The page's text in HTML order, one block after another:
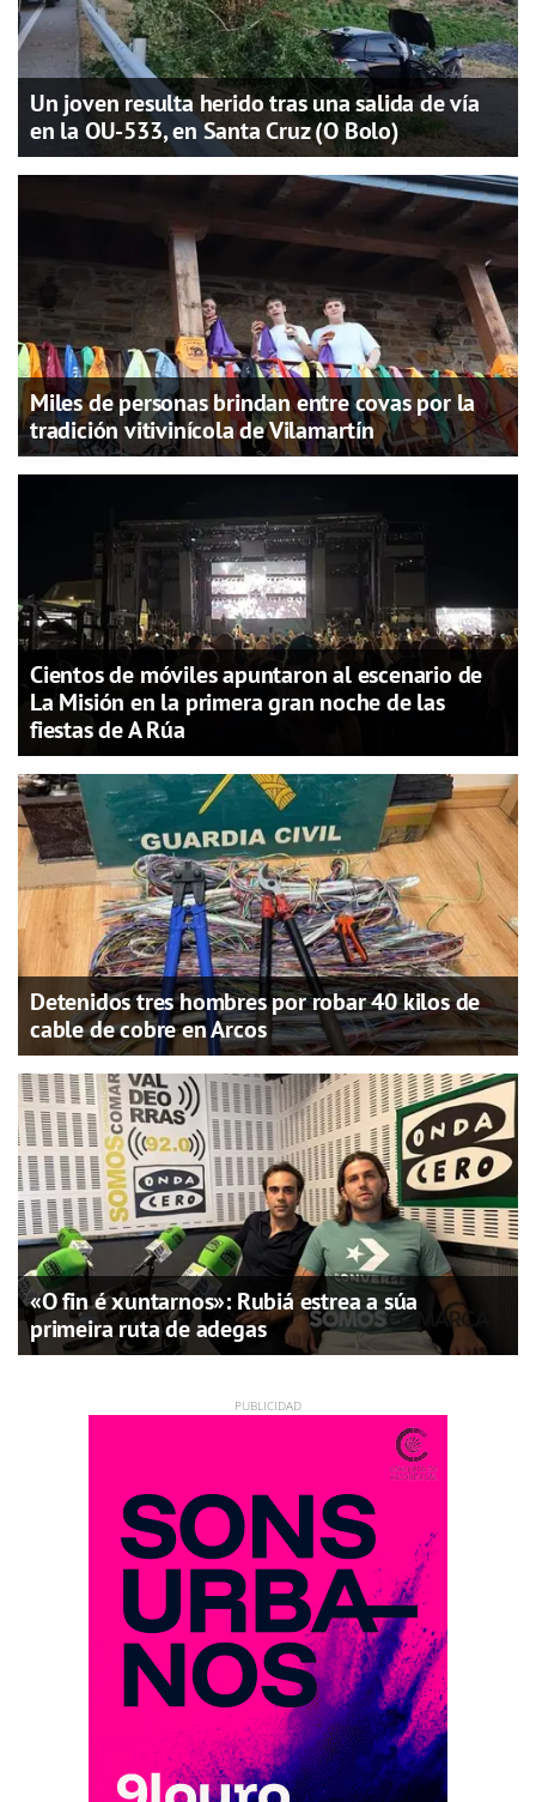
Un joven resulta herido tras una salida de vía
en la OU-533, en Santa Cruz (O Bolo)
Miles de personas brindan entre covas por la
tradición vitivinícola de Vilamartín
Cientos de móviles apuntaron al escenario de
La Misión en la primera gran noche de las
fiestas de A Rúa
Detenidos tres hombres por robar 40 kilos de
cable de cobre en Arcos
«O fin é xuntarnos»: Rubiá estrea a súa
primeira ruta de adegas